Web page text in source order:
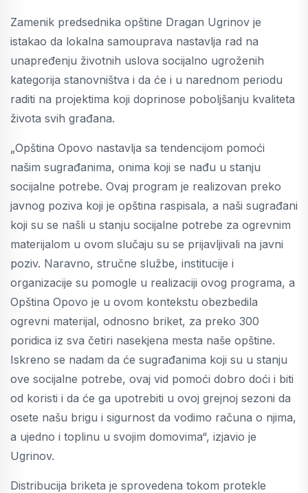
Zamenik predsednika opštine Dragan Ugrinov je
istakao da lokalna samouprava nastavlja rad na
unapređenju životnih uslova socijalno ugroženih
kategorija stanovništva i da će i u narednom periodu
raditi na projektima koji doprinose poboljšanju kvaliteta
života svih građana.
„Opština Opovo nastavlja sa tendencijom pomoći
našim sugrađanima, onima koji se nađu u stanju
socijalne potrebe. Ovaj program je realizovan preko
javnog poziva koji je opština raspisala, a naši sugrađani
koji su se našli u stanju socijalne potrebe za ogrevnim
materijalom u ovom slučaju su se prijavljivali na javni
poziv. Naravno, stručne službe, institucije i
organizacije su pomogle u realizaciji ovog programa, a
Opština Opovo je u ovom kontekstu obezbedila
ogrevni materijal, odnosno briket, za preko 300
poridica iz sva četiri nasekjena mesta naše opštine.
Iskreno se nadam da će sugrađanima koji su u stanju
ove socijalne potrebe, ovaj vid pomoći dobro doći i biti
od koristi i da će ga upotrebiti u ovoj grejnoj sezoni da
osete našu brigu i sigurnost da vodimo računa o njima,
a ujedno i toplinu u svojim domovima“, izjavio je
Ugrinov.
Distribucija briketa je sprovedena tokom protekle